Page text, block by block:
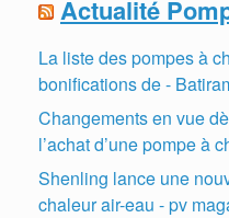
Actualité
La liste des pompes à
bonifications de -
Changements en vue
l’achat d’une pompe à
Shenling lance une
chaleur air-eau - pv